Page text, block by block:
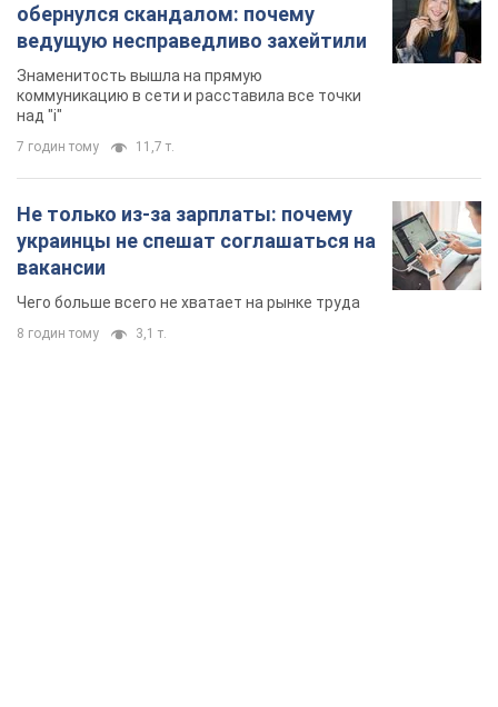
обернулся скандалом: почему
ведущую несправедливо захейтили
Знаменитость вышла на прямую
коммуникацию в сети и расставила все точки
над "i"
7 годин тому 11,7 т.
Не только из-за зарплаты: почему
украинцы не спешат соглашаться на
вакансии
Чего больше всего не хватает на рынке труда
8 годин тому 3,1 т.